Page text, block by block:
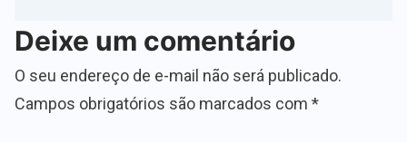
Deixe um comentário
O seu endereço de e-mail não será publicado.
Campos obrigatórios são marcados com *